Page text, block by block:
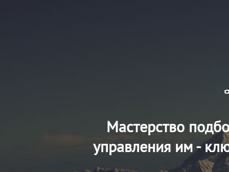
Мастерство
управления им -